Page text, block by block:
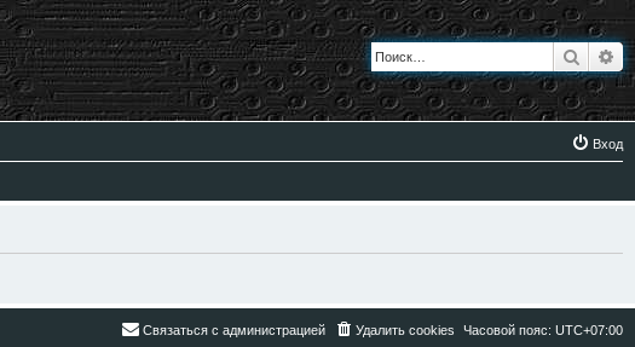
Поиск
Вход
Часовой пояс: UTC+07:00
Удалить cookies
Связаться с администрацией